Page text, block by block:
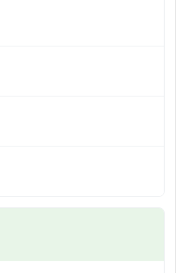
in de directe omgeving.
en beschikt over:
professioneel en